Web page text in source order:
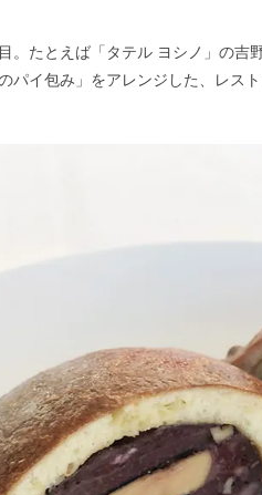
。たとえば「タテル ヨシノ」の吉
パイ包み」をアレンジした、レス